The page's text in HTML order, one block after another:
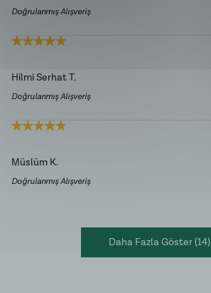
Doğrulanmış Alışveriş
Hilmi SerhatT.
Doğrulanmış Alışveriş
Müslüm K.
Doğrulanmış Alışveriş
Daha Fazla Göster(14)